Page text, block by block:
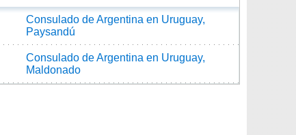
Consulado de Argentina en Uruguay,
Paysandú
Consulado de Argentina en Uruguay,
Maldonado